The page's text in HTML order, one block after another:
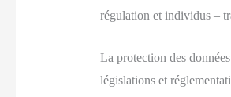
régulation et individus –
La protection des
législations et